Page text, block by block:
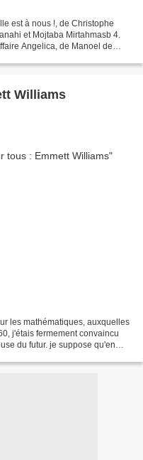
est à nous !, de Christophe
et Mojtaba Mirtahmasb 4.
Angelica, de Manoel de
Williams
les mathématiques, auxquelles
j'étais fermement convaincu
du futur. je suppose qu'en